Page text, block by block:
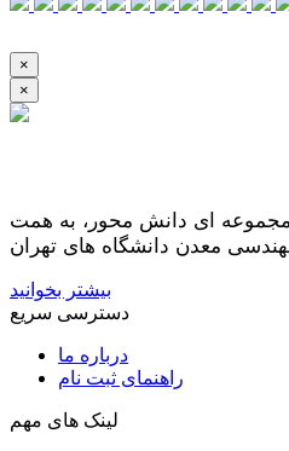
×
×
مجموعه ای دانش محور، به همت
بیشتر بخوانید
دسترسی سریع
درباره ما
راهنمای ثبت نام
لینک های مهم